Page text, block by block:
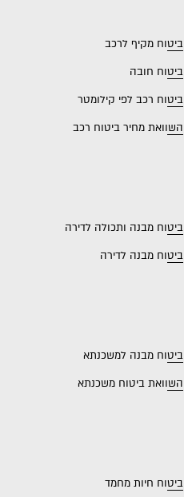
ביטוח מקיף לרכב
ביטוח חובה
ביטוח רכב לפי קילומטר
השוואת מחיר ביטוח רכב
ביטוח מבנה ותכולה לדירה
ביטוח מבנה לדירה
ביטוח מבנה למשכנתא
השוואת ביטוח משכנתא
ביטוח חיות מחמד